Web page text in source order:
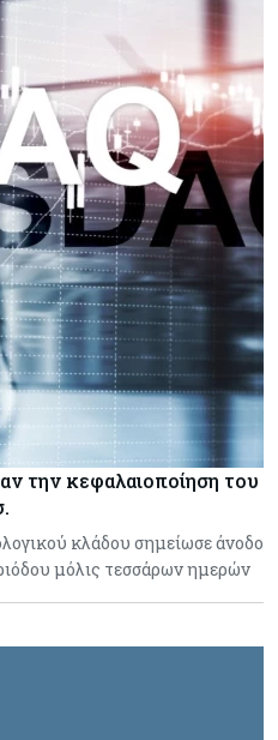
την κεφαλαιοποίηση του
κλάδου σημείωσε άνοδο
μόλις τεσσάρων ημερών